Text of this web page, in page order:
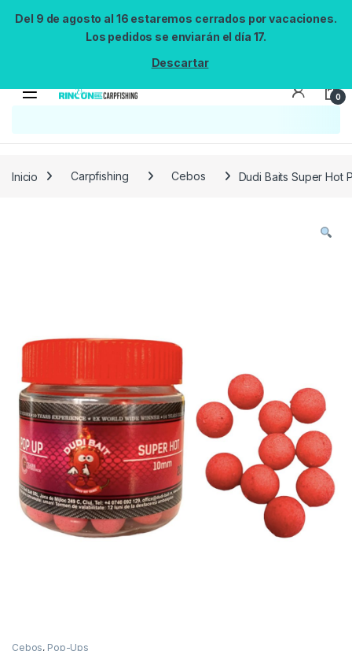
Del 9 de agosto al 16 estaremos cerrados por vacaciones.
Los pedidos se enviarán el día 17.
Descartar
0
Inicio Carpfishing Cebos